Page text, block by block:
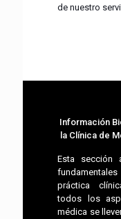
de nuestro
Información
la Clínica de
Esta sección
práctica
todos los
médica se